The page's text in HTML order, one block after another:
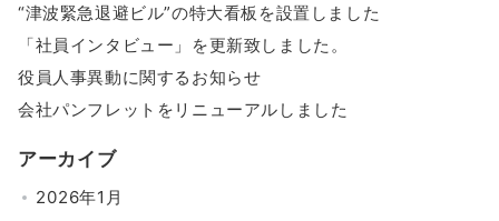
“津波緊急退避ビル”の特大看板を設置しました
「社員インタビュー」を更新致しました。
役員人事異動に関するお知らせ
会社パンフレットをリニューアルしました
アーカイブ
2026年1月